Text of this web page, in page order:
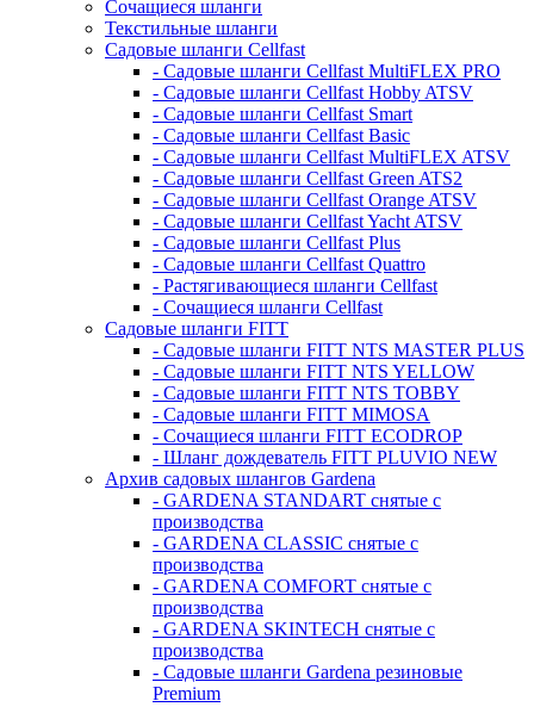
Сочащиеся шланги
Текстильные шланги
Садовые шланги Cellfast
- Садовые шланги Cellfast MultiFLEX PRO
- Садовые шланги Cellfast Hobby ATSV
- Садовые шланги Cellfast Smart
- Садовые шланги Cellfast Basic
- Садовые шланги Cellfast MultiFLEX ATSV
- Садовые шланги Cellfast Green ATS2
- Садовые шланги Cellfast Orange ATSV
- Садовые шланги Cellfast Yacht ATSV
- Садовые шланги Cellfast Plus
- Садовые шланги Cellfast Quattro
- Растягивающиеся шланги Cellfast
- Сочащиеся шланги Cellfast
Садовые шланги FITT
- Садовые шланги FITT NTS MASTER PLUS
- Садовые шланги FITT NTS YELLOW
- Садовые шланги FITT NTS TOBBY
- Садовые шланги FITT MIMOSA
- Сочащиеся шланги FITT ECODROP
- Шланг дождеватель FITT PLUVIO NEW
Архив садовых шлангов Gardena
- GARDENA STANDART снятые с
производства
- GARDENA CLASSIC снятые с
производства
- GARDENA COMFORT снятые с
производства
- GARDENA SKINTECH снятые с
производства
- Садовые шланги Gardena резиновые
Premium